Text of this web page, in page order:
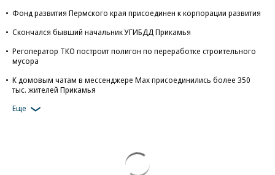
Фонд развития Пермского края присоединен к корпорации развития
Скончался бывший начальник УГИБДД Прикамья
Регоператор ТКО построит полигон по переработке строительного
мусора
К домовым чатам в мессенджере Max присоединились более 350
тыс. жителей Прикамья
Еще